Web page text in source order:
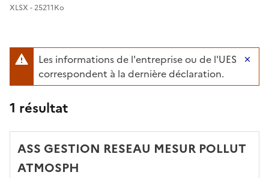
XLSX - 25211Ko
Les informations de l'entreprise ou de l'UES
correspondent à la dernière déclaration.
1 résultat
ASS GESTION RESEAU MESUR POLLUT
ATMOSPH